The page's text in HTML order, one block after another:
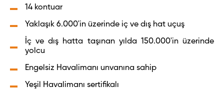
14 kontuar
Yaklaşık 6.000'in üzerinde iç ve dış hat uçuş
İç ve dış hatta taşınan yılda 150.000'in üzerinde
yolcu
Engelsiz Havalimanı unvanına sahip
Yeşil Havalimanı sertifikalı